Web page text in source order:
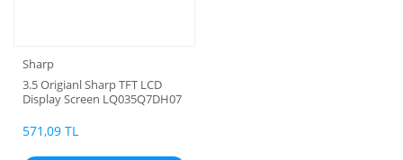
Sharp
3.5 Origianl Sharp TFT LCD
Display Screen LQ035Q7DH07
571,09 TL